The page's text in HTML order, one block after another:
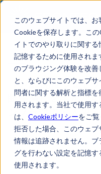
このウェブサイトでは、
Cookieを保存します。こ
イトでのやり取りに関す
記憶するために使用され
のブラウジング体験を改善
と、ならびにこのウェブ
問者に関する解析と指標
用されます。当社で使用
は、 Cookieポリシーをご覧
拒否した場合、このウェ
情報は追跡されません。
グを行わない設定を記憶
使用されます。
【9/21開催ウェビ
断基準」を学んだ
ンプラ対応・人事
イベ